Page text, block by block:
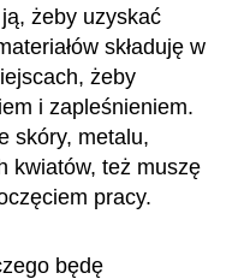
żeby uzyskać
składuję w
żeby
i zapleśnieniem.
skóry, metalu,
kwiatów, też muszę
pracy.
będę